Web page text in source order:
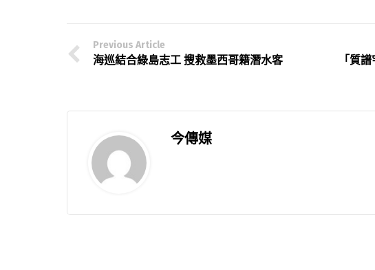
Previous Article
海巡結合綠島志工 搜救墨西哥籍潛水客
「質
今傳媒